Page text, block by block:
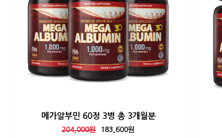
메가알부민 60정 3병 총 3개월분
204,000원 183,600원